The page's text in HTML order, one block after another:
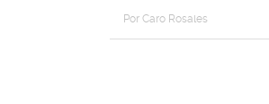
Por Caro Rosales